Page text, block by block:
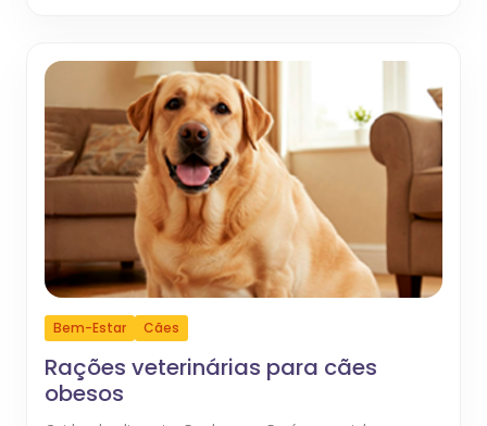
Bem-Estar Cães
Rações veterinárias para cães
obesos